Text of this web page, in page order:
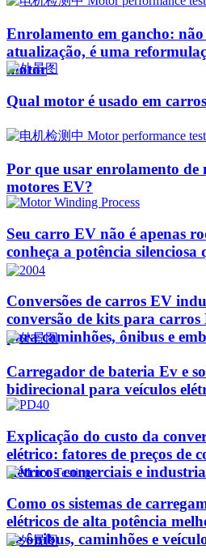
Enrolamento em gancho: não
atualização, é uma
motor
Qual motor é usado em
Por que usar enrolamento
motores EV?
Seu carro EV não é apenas
conheça a potência silenciosa
Conversões de carros EV
conversão de kits para
para caminhões, ônibus e
Carregador de bateria Ev e
bidirecional para veículos
Explicação do custo da
elétrico: fatores de preços de
elétricos comerciais e
Como os sistemas de
elétricos de alta potência
de ônibus, caminhões e